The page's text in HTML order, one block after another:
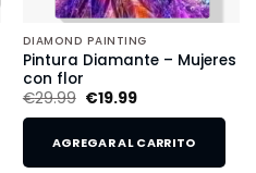
DIAMOND PAINTING
Pintura Diamante – Mujeres
con flor
€29.99 €19.99
AGREGAR AL CARRITO